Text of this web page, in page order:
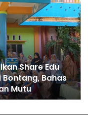
Share Edu
Bahas
Mutu